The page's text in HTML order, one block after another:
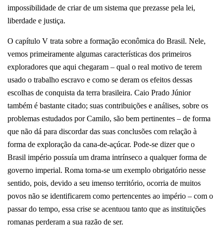
impossibilidade de criar de um sistema que prezasse pela lei,
liberdade e justiça.
O capítulo V trata sobre a formação econômica do Brasil. Nele,
vemos primeiramente algumas características dos primeiros
exploradores que aqui chegaram – qual o real motivo de terem
usado o trabalho escravo e como se deram os efeitos dessas
escolhas de conquista da terra brasileira. Caio Prado Júnior
também é bastante citado; suas contribuições e análises, sobre os
problemas estudados por Camilo, são bem pertinentes – de forma
que não dá para discordar das suas conclusões com relação à
forma de exploração da cana-de-açúcar. Pode-se dizer que o
Brasil império possuía um drama intrínseco a qualquer forma de
governo imperial. Roma torna-se um exemplo obrigatório nesse
sentido, pois, devido a seu imenso território, ocorria de muitos
povos não se identificarem como pertencentes ao império – com o
passar do tempo, essa crise se acentuou tanto que as instituições
romanas perderam a sua razão de ser.